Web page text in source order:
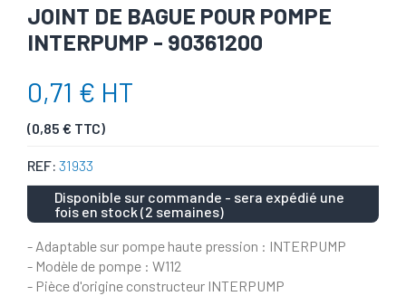
JOINT DE BAGUE POUR POMPE
INTERPUMP - 90361200
0,71 € HT
(0,85 € TTC)
REF: 31933
Disponible sur commande - sera expédié une
fois en stock (2 semaines)
- Adaptable sur pompe haute pression : INTERPUMP
- Modèle de pompe : W112
- Pièce d'origine constructeur INTERPUMP